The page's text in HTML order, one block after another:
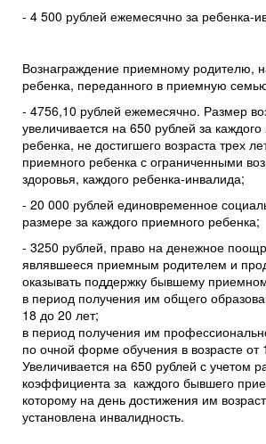
- 4 500 рублей ежемесячно за ребенка-
Вознаграждение приемному родителю,
ребенка, переданного в приемную
- 4756,10 рублей ежемесячно. Размер
увеличивается на 650 рублей за
ребенка, не достигшего возраста трех
приемного ребенка с ограниченными
здоровья, каждого ребенка-инвалида;
- 20 000 рублей единовременное
размере за каждого приемного ребенка;
- 3250 рублей, право на денежное
являвшееся приемным родителем и
оказывать поддержку бывшему
в период получения им общего
18 до 20 лет;
в период получения им
по очной форме обучения в возрасте от
Увеличивается на 650 рублей с учетом
коэффициента за каждого бывшего
которому на день достижения им
установлена инвалидность.